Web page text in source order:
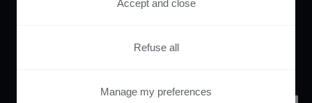
Accept and close
Refuse all
Manage my preferences